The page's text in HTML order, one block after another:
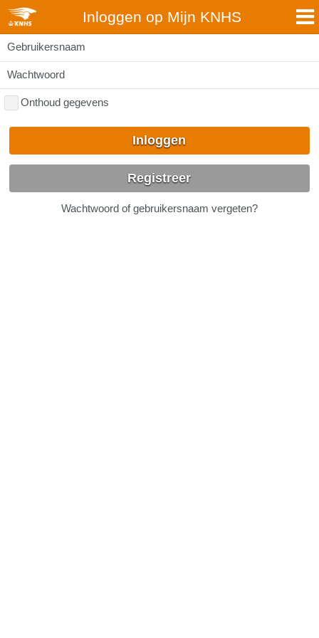
Inloggen op Mijn KNHS
Gebruikersnaam
Wachtwoord
Onthoud gegevens
Inloggen
Registreer
Wachtwoord of gebruikersnaam vergeten?